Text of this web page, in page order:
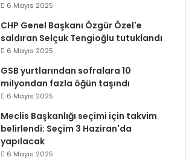
6 Mayıs 2025
CHP Genel Başkanı Özgür Özel'e
saldıran Selçuk Tengioğlu tutuklandı
6 Mayıs 2025
GSB yurtlarından sofralara 10
milyondan fazla öğün taşındı
6 Mayıs 2025
Meclis Başkanlığı seçimi için takvim
belirlendi: Seçim 3 Haziran'da
yapılacak
6 Mayıs 2025